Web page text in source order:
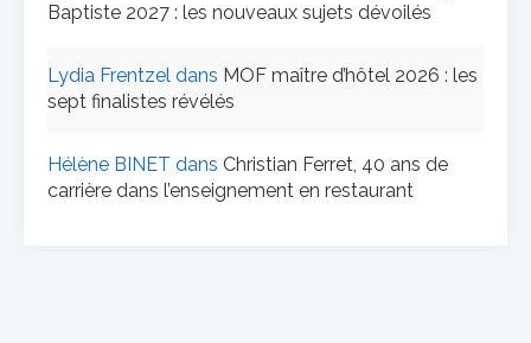
Baptiste 2027 : les nouveaux sujets dévoilés
Lydia Frentzel dans MOF maître d’hôtel 2026 : les
sept finalistes révélés
Hélène BINET dans Christian Ferret, 40 ans de
carrière dans l’enseignement en restaurant